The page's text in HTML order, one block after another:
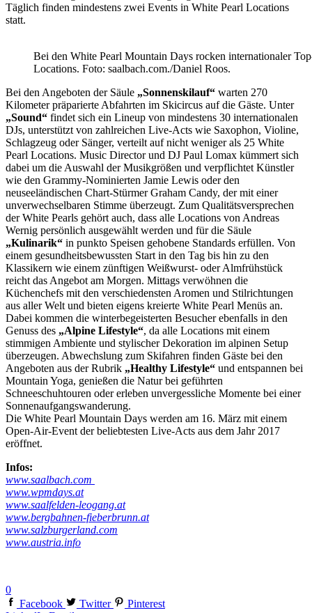
Täglich finden mindestens zwei Events in White Pearl Locations
statt.
Bei den White Pearl Mountain Days rocken internationaler
Locations. Foto: saalbach.com./Daniel Roos.
Bei den Angeboten der Säule „Sonnenskilauf“ warten 270
Kilometer präparierte Abfahrten im Skicircus auf die Gäste. Unter
„Sound“ findet sich ein Lineup von mindestens 30 internationalen
DJs, unterstützt von zahlreichen Live-Acts wie Saxophon, Violine,
Schlagzeug oder Sänger, verteilt auf nicht weniger als 25 White
Pearl Locations. Music Director und DJ Paul Lomax kümmert sich
dabei um die Auswahl der Musikgrößen und verpflichtet Künstler
wie den Grammy-Nominierten Jamie Lewis oder den
neuseeländischen Chart-Stürmer Graham Candy, der mit einer
unverwechselbaren Stimme überzeugt. Zum Qualitätsversprechen
der White Pearls gehört auch, dass alle Locations von Andreas
Wernig persönlich ausgewählt werden und für die Säule
„Kulinarik“ in punkto Speisen gehobene Standards erfüllen. Von
einem gesundheitsbewussten Start in den Tag bis hin zu den
Klassikern wie einem zünftigen Weißwurst- oder Almfrühstück
reicht das Angebot am Morgen. Mittags verwöhnen die
Küchenchefs mit den verschiedensten Aromen und Stilrichtungen
aus aller Welt und bieten eigens kreierte White Pearl Menüs an.
Dabei kommen die winterbegeisterten Besucher ebenfalls in den
Genuss des „Alpine Lifestyle“, da alle Locations mit einem
stimmigen Ambiente und stylischer Dekoration im alpinen Setup
überzeugen. Abwechslung zum Skifahren finden Gäste bei den
Angeboten aus der Rubrik „Healthy Lifestyle“ und entspannen bei
Mountain Yoga, genießen die Natur bei geführten
Schneeschuhtouren oder erleben unvergessliche Momente bei einer
Sonnenaufgangswanderung.
Die White Pearl Mountain Days werden am 16. März mit einem
Open-Air-Event der beliebtesten Live-Acts aus dem Jahr 2017
eröffnet.
Infos:
www.saalbach.com
www.wpmdays.at
www.saalfelden-leogang.at
www.bergbahnen-fieberbrunn.at
www.salzburgerland.com
www.austria.info
0
Facebook
Twitter
Pinterest